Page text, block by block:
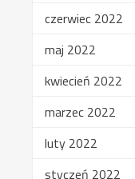
czerwiec 2022
maj 2022
kwiecień 2022
marzec 2022
luty 2022
styczeń 2022